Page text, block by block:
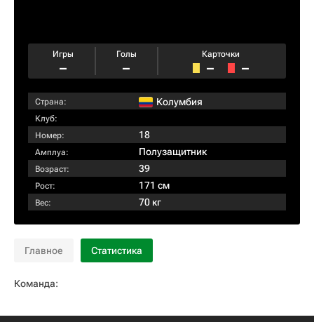
Игры
–
Голы
–
Карточки
– –
Страна: Колумбия
Клуб:
Номер:
18
Амплуа: Полузащитник
Возраст: 39
Рост: 171 см
Вес: 70 кг
Главное Статистика
Команда: